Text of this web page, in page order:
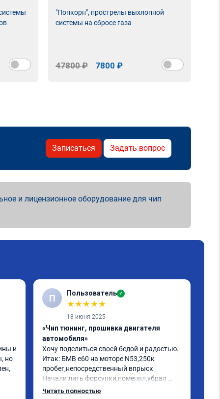
"Попкорн", прострелы выхлопной
системы на сбросе газа
47800 ₽ 7800 ₽
Записаться Задать вопрос
и лицензионное оборудование для чип
и
но
П Пользователь ✓
★★★★★
18 июня 2025
«Чип тюнинг, прошивка двигателя
автомобиля»
Хочу поделиться своей бедой и радостью.
Итак: БМВ е60 на моторе N53,250к
пробег,непосредственный впрыск
Начали лить форсунки,поменял,убрал
катализаторы,обратился к одному
Читать полностью